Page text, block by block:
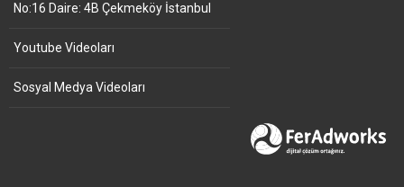
No:16 Daire: 4B Çekmeköy İstanbul
Youtube Videoları
Sosyal Medya Videoları